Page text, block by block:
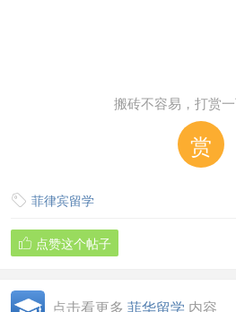
搬砖不容易，打赏
赏
 菲律宾留学
 点赞这个帖子
点击看更多 菲华留学 内容